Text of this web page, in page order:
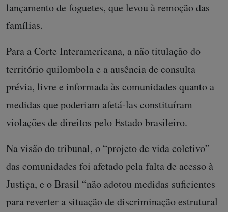
lançamento de foguetes, que levou à remoção das
famílias.
Para a Corte Interamericana, a não titulação do
território quilombola e a ausência de consulta
prévia, livre e informada às comunidades quanto a
medidas que poderiam afetá-las constituíram
violações de direitos pelo Estado brasileiro.
Na visão do tribunal, o “projeto de vida coletivo”
das comunidades foi afetado pela falta de acesso à
Justiça, e o Brasil “não adotou medidas suficientes
para reverter a situação de discriminação estrutural